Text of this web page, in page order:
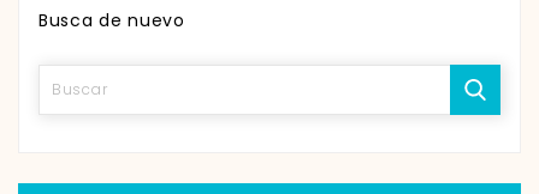
Busca de nuevo